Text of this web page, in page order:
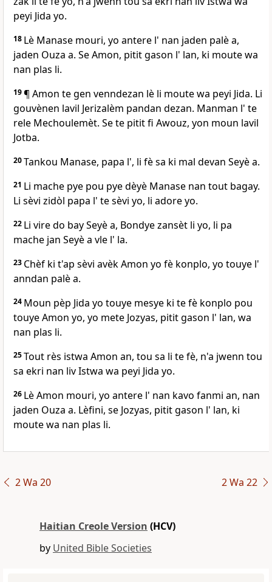
peyi Jida yo.
18 Lè Manase mouri, yo antere l' nan jaden palè a,
jaden Ouza a. Se Amon, pitit gason l' lan, ki moute wa
nan plas li.
19¶ Amon te gen venndezan lè li moute wa peyi Jida. Li
gouvènen lavil Jerizalèm pandan dezan. Manman l' te
rele Mechoulemèt. Se te pitit fi Awouz, yon moun lavil
Jotba.
20Tankou Manase, papa l', li fè sa ki mal devan Seyè a.
21 Li mache pye pou pye dèyè Manase nan tout bagay.
Li sèvi zidòl papa l' te sèvi yo, li adore yo.
22 Li vire do bay Seyè a, Bondye zansèt li yo, li pa
mache jan Seyè a vle l' la.
23 Chèf ki t'ap sèvi avèk Amon yo fè konplo, yo touye l'
anndan palè a.
24 Moun pèp Jida yo touye mesye ki te fè konplo pou
touye Amon yo, yo mete Jozyas, pitit gason l' lan, wa
nan plas li.
25Tout rès istwa Amon an, tou sa li te fè, n'a jwenn tou
sa ekri nan liv Istwa wa peyi Jida yo.
26 Lè Amon mouri, yo antere l' nan kavo fanmi an, nan
jaden Ouza a. Lèfini, se Jozyas, pitit gason l' lan, ki
moute wa nan plas li.
2 Wa 20 2 Wa 22
Haitian Creole Version (HCV)
by United Bible Societies